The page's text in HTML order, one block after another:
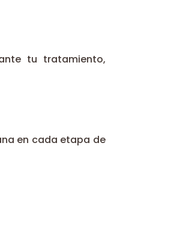
tu tratamiento,
en cada etapa de